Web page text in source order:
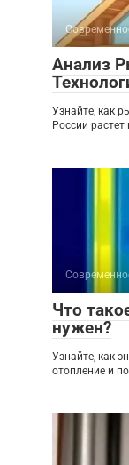
Анализ
Узнайте, как
России
Что
нужен?
Узнайте, как
отопление и